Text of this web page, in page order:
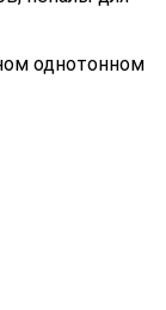
однотонном